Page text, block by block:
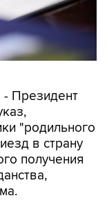
- Президент
"родильного
в страну
получения